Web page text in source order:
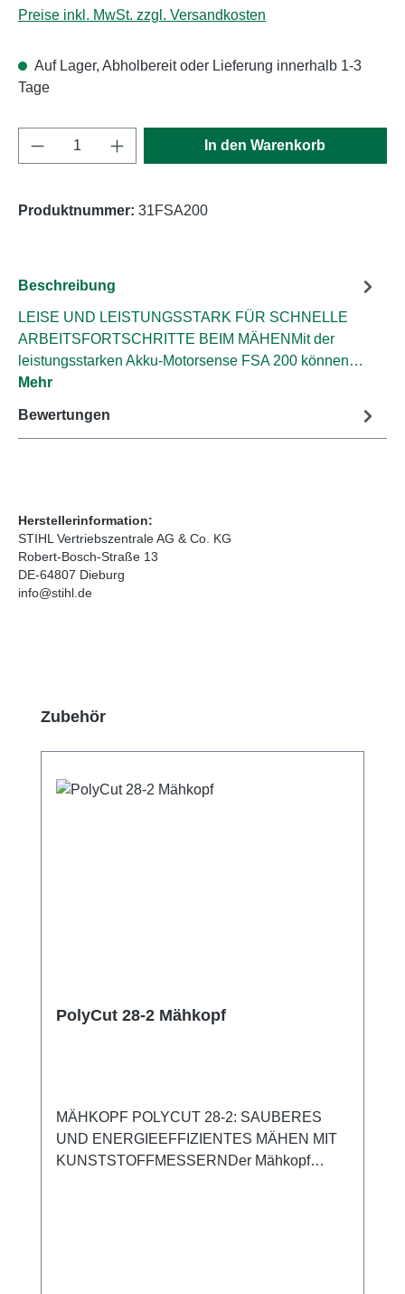
Preise inkl. MwSt. zzgl. Versandkosten
Auf Lager, Abholbereit oder Lieferung innerhalb 1-3
Tage
Produkt Anzahl: Gib den gewünschten
In den Warenkorb
Produktnummer: 31FSA200
Beschreibung
LEISE UND LEISTUNGSSTARK FÜR SCHNELLE
ARBEITSFORTSCHRITTE BEIM MÄHENMit der
leistungsstarken Akku-Motorsense FSA 200 können…
Mehr
Bewertungen
Herstellerinformation:
STIHL Vertriebszentrale AG & Co. KG
Robert-Bosch-Straße 13
DE-64807 Dieburg
info@stihl.de
Produktgalerie überspringen
Zubehör
PolyCut 28-2 Mähkopf
MÄHKOPF POLYCUT 28-2: SAUBERES
UND ENERGIEEFFIZIENTES MÄHEN MIT
KUNSTSTOFFMESSERNDer Mähkopf